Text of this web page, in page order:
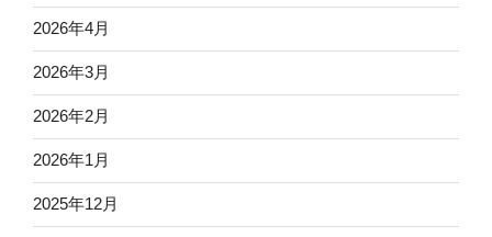
2026年4月
2026年3月
2026年2月
2026年1月
2025年12月